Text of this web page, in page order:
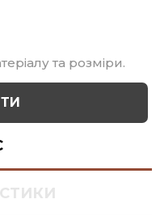
та розміри.